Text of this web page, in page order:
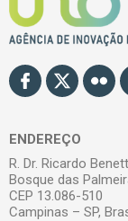
ENDEREÇO
R. Dr. Ricardo
Bosque das
CEP 13.086-510
Campinas – SP,